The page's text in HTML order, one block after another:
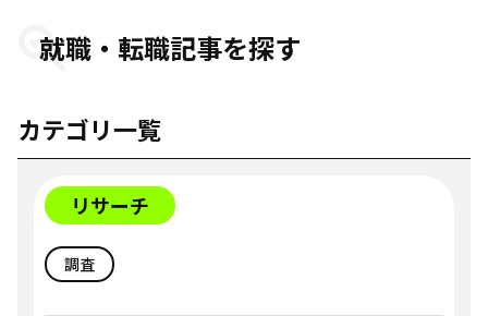
就職・転職記事を探す
カテゴリ一覧
リサーチ
調査